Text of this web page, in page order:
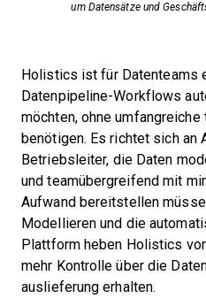
um Datensätze und
Holistics ist für Datenteams
Datenpipeline-Workflows
möchten, ohne
benötigen. Es richtet sich an
Betriebsleiter, die Daten
und teamübergreifend mit
Aufwand bereitstellen
Modellieren und die
Plattform heben Holistics
mehr Kontrolle über die
auslieferung erhalten.